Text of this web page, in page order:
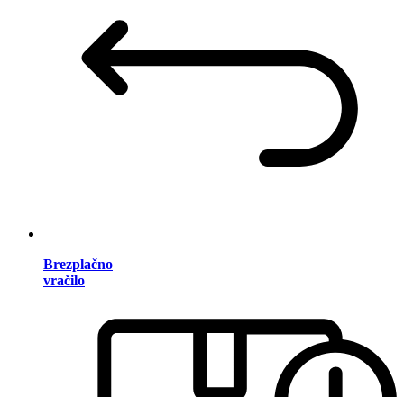
Brezplačno
vračilo